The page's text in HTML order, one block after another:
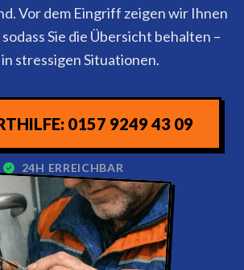
Vor dem Eingriff zeigen wir Ihnen
Sie die Übersicht behalten –
stressigen Situationen.
0157 9249 43 09
24H ERREICHBAR